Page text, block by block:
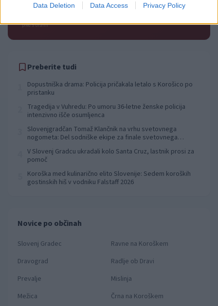
Data Deletion Data Access Privacy Policy
Izklop elektrike: 412. Nadzorništvo Ravne - Območje Zg.
pred 5 urami
Preberite tudi
Dopustniška drama: Policija pričakala letalo s Korošico po
pristanku
Tragedija v Vuhredu: Po umoru 36-letne ženske policija
intenzivno išče osumljenca
Slovenjgradčan Tomaž Klančnik na vrhu svetovnega
nogometa: Del sodniške ekipe za finale svetovnega
V Slovenj Gradcu ukradali kolo Santa Cruz, lastnik prosi za
pomoč
Koroška med kulinarično elito Slovenije: Sedem koroških
gostinskih hiš v vodniku Falstaff 2026
Novice po občinah
Slovenj Gradec
Ravne na Koroškem
Dravograd
Radlje ob Dravi
Prevalje
Mislinja
Mežica
Črna na Koroškem